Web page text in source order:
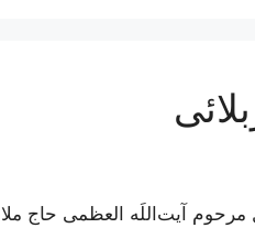
آیت‌اللَه العظمی حاج